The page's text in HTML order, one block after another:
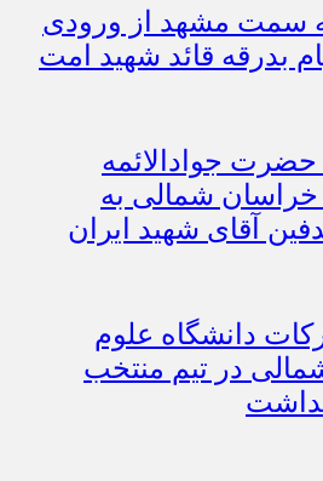
سمت مشهد از ورودی
بدرقه قائد شهید امت
حضرت جوادالائمه
خراسان شمالی به
آقای شهید ایران
دانشگاه علوم
در تیم منتخب